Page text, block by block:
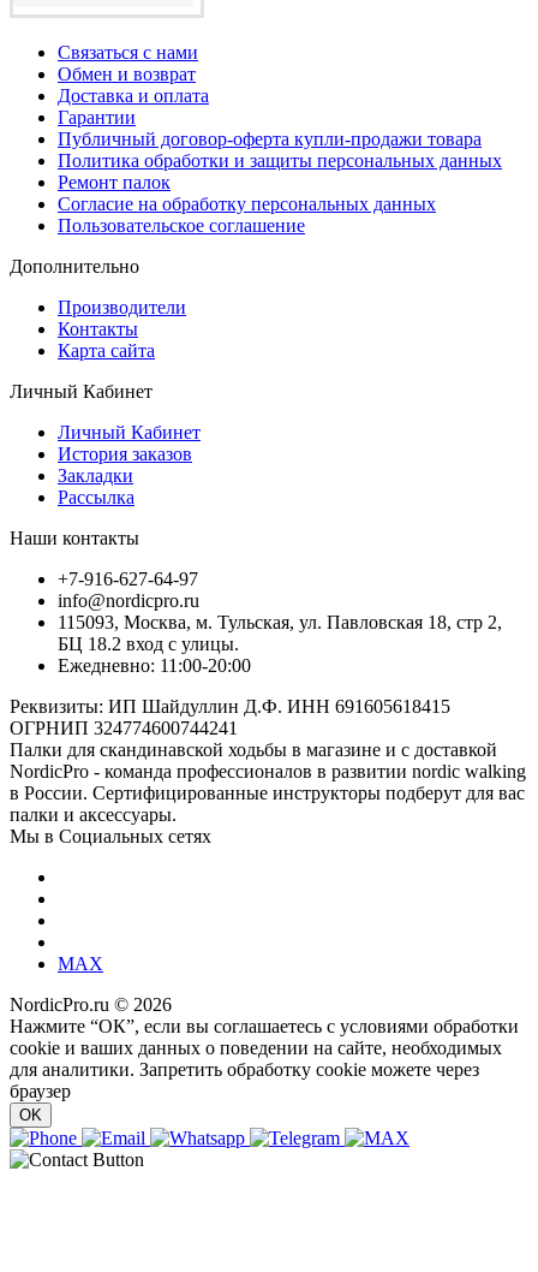
Связаться с нами
Обмен и возврат
Доставка и оплата
Гарантии
Публичный договор-оферта купли-продажи товара
Политика обработки и защиты персональных данных
Ремонт палок
Согласие на обработку персональных данных
Пользовательское соглашение
Дополнительно
Производители
Контакты
Карта сайта
Личный Кабинет
Личный Кабинет
История заказов
Закладки
Рассылка
Наши контакты
+7-916-627-64-97
info@nordicpro.ru
115093, Москва, м. Тульская, ул. Павловская 18, стр 2,
БЦ 18.2 вход с улицы.
Ежедневно: 11:00-20:00
Реквизиты: ИП Шайдуллин Д.Ф. ИНН 691605618415
ОГРНИП 324774600744241
Палки для скандинавской ходьбы в магазине и с доставкой
NordicPro - команда профессионалов в развитии nordic walking
в России. Сертифицированные инструкторы подберут для вас
палки и аксессуары.
Мы в Социальных сетях
MAX
NordicPro.ru © 2026
Нажмите “ОК”, если вы соглашаетесь с условиями обработки
cookie и ваших данных о поведении на сайте, необходимых
для аналитики. Запретить обработку cookie можете через
браузер
OK